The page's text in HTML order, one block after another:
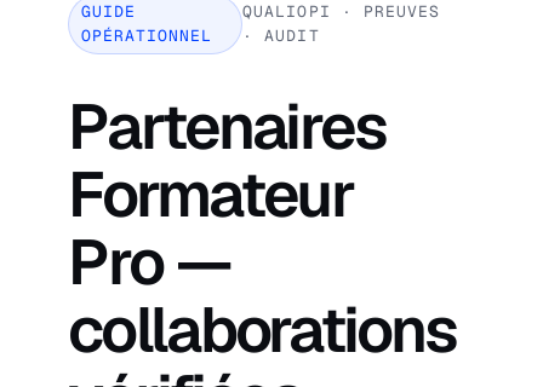
GUIDE
OPÉRATIONNEL
QUALIOPI · PREUVES
· AUDIT
Partenaires
Formateur
Pro —
collaborations